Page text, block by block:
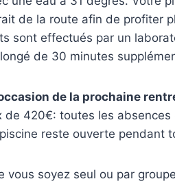
de la route afin de profiter
sont effectués par un
de 30 minutes
de la prochaine
de 420€: toutes les absences
reste ouverte pendant
vous soyez seul ou par